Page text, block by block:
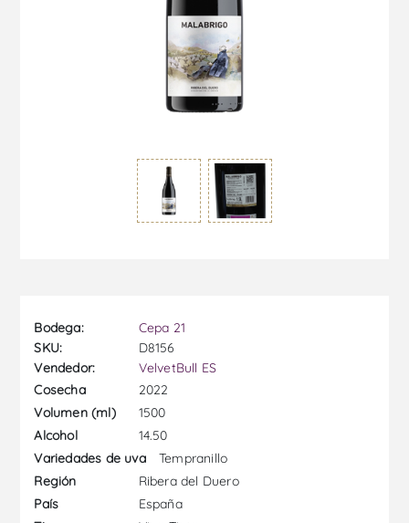
Bodega:
Cepa 21
SKU:
D8156
Vendedor:
VelvetBull ES
Cosecha
2022
Volumen (ml)
1500
Alcohol
14.50
Variedades de uva
Tempranillo
Región
Ribera del Duero
País
España